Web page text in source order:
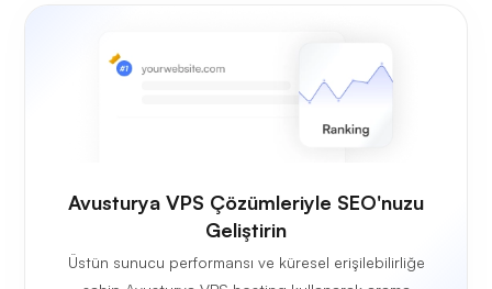
Avusturya VPS Çözümleriyle SEO'nuzu
Geliştirin
Üstün sunucu performansı ve küresel erişilebilirliğe